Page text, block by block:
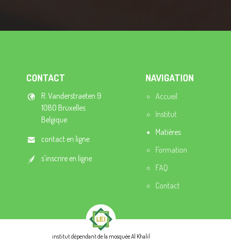
CONTACT
R. Vanderstraeten 9
1080 Bruxelles
Belgique
contact en ligne
s'inscrire en ligne
NAVIGATION
Accueil
Institut
Matières
Formation
FAQ
Contact
institut dépendant de la mosquée Al Khalil